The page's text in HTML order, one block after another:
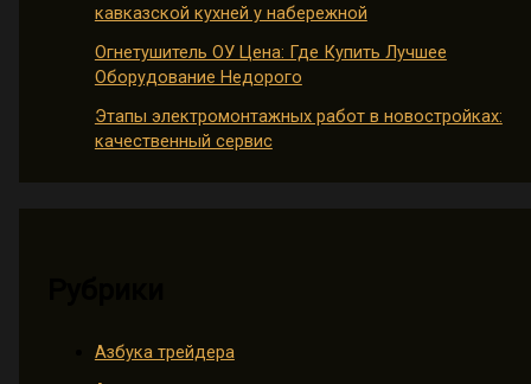
кавказской кухней у набережной
Огнетушитель ОУ Цена: Где Купить Лучшее
Оборудование Недорого
Этапы электромонтажных работ в новостройках:
качественный сервис
Азбука трейдера